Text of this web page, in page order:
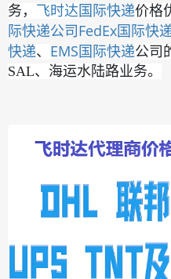
务，
飞时达国际快递价格
际快递公司FedEx国际快
快递、 EMS国际快递公司
SAL、海运水陆路业务。